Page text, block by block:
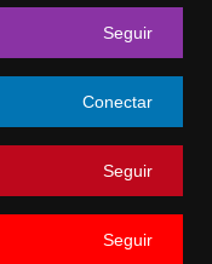
Seguir
Conectar
Seguir
Seguir